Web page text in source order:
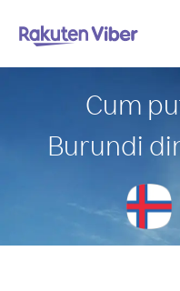
Cum
Burundi